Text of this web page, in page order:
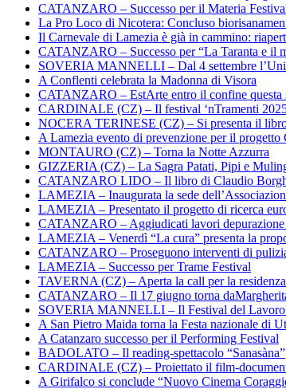
CATANZARO – Successo per il Materia
La Pro Loco di Nicotera: Concluso
Il Carnevale di Lamezia è già in cammino:
CATANZARO – Successo per “La Taranta e il
SOVERIA MANNELLI – Dal 4 settembre
A Conflenti celebrata la Madonna di Visora
CATANZARO – EstArte entro il confine questa
CARDINALE (CZ) – Il festival ‘nTramenti
NOCERA TERINESE (CZ) – Si presenta il
A Lamezia evento di prevenzione per il progetto
MONTAURO (CZ) – Torna la Notte Azzurra
GIZZERIA (CZ) – La Sagra Patati, Pipi e
CATANZARO LIDO – Il libro di Claudio
LAMEZIA – Inaugurata la sede
LAMEZIA – Presentato il progetto di ricerca
CATANZARO – Aggiudicati lavori depurazione
LAMEZIA – Venerdì “La cura” presenta la
CATANZARO – Proseguono interventi di
LAMEZIA – Successo per Trame Festival
TAVERNA (CZ) – Aperta la call per la
CATANZARO – Il 17 giugno torna
SOVERIA MANNELLI – Il Festival del Lavoro
A San Pietro Maida torna la Festa nazionale di
A Catanzaro successo per il Performing Festival
BADOLATO – Il reading-spettacolo “Sanasàna”
CARDINALE (CZ) – Proiettato il film-
A Girifalco si conclude “Nuovo Cinema